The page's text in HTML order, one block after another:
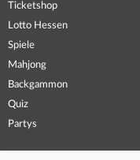
Ticketshop
Lotto Hessen
Spiele
Mahjong
Backgammon
Quiz
Partys